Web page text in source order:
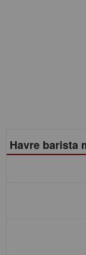
Havre barista